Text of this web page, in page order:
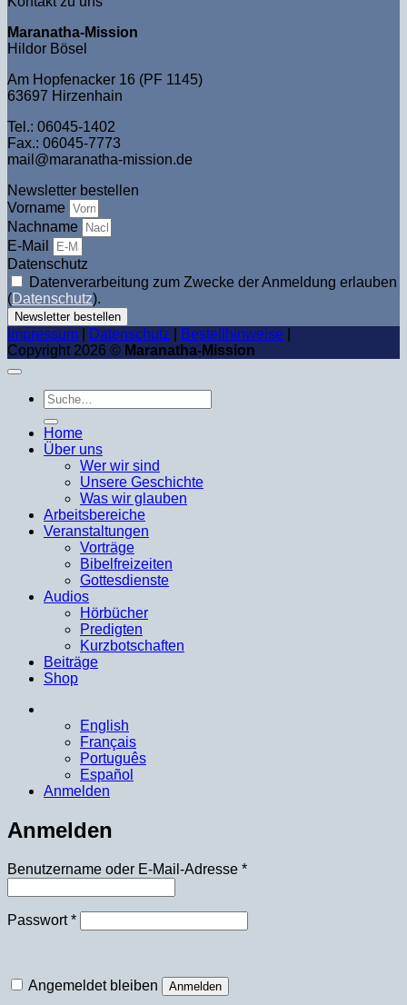
Maranatha-Mission
Hildor Bösel
Am Hopfenacker 16 (PF 1145)
63697 Hirzenhain
Tel.: 06045-1402
Fax.: 06045-7773
mail@maranatha-mission.de
Newsletter bestellen
Vorname
Nachname
E-Mail
Datenschutz
Datenverarbeitung zum Zwecke der Anmeldung erlauben
(Datenschutz).
Newsletter bestellen
Impressum Datenschutz Bestellhinweise
Copyright 2026 © Maranatha-Mission
Suche
nach:
Home
Über uns
Wer wir sind
Unsere Geschichte
Was wir glauben
Arbeitsbereiche
Veranstaltungen
Vorträge
Bibelfreizeiten
Gottesdienste
Audios
Hörbücher
Predigten
Kurzbotschaften
Beiträge
Shop
English
Français
Português
Español
Anmelden
Anmelden
Benutzername oder E-Mail-Adresse *Erforderlich
Passwort*Erforderlich
Angemeldet bleiben Anmelden